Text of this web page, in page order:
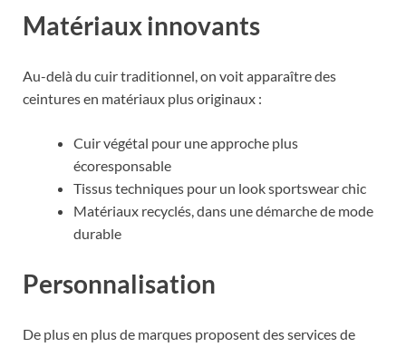
Matériaux innovants
Au-delà du cuir traditionnel, on voit apparaître des
ceintures en matériaux plus originaux :
Cuir végétal pour une approche plus
écoresponsable
Tissus techniques pour un look sportswear chic
Matériaux recyclés, dans une démarche de mode
durable
Personnalisation
De plus en plus de marques proposent des services de